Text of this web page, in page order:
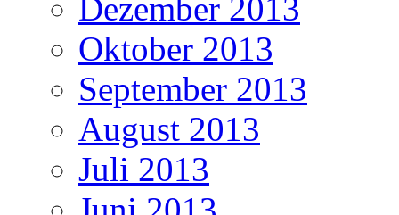
Dezember 2013
Oktober 2013
September 2013
August 2013
Juli 2013